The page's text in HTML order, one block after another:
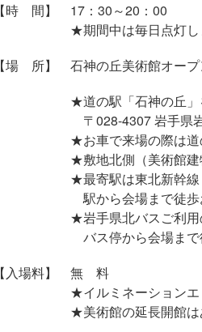
【時 間】 17：30～20：00
★期間中は毎日点灯し
【場 所】 石神の丘美術館オー
★道の駅「石神の丘」を
〒028-4307 岩手県岩手郡
★お車で来場の際は道の駅駐
★敷地北側（美術館建物と反
★最寄駅は東北新幹線・IGR
駅から会場まで徒歩およ
★岩手県北バスご利用の場
バス停から会場まで徒歩
【入場料】 無 料
★イルミネーションエリア
★美術館の延長開館はあ